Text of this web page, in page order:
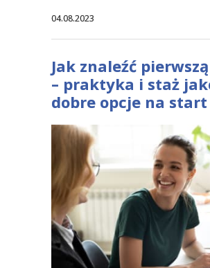
04.08.2023
Jak znaleźć
– praktyka i staż
dobre opcje na start